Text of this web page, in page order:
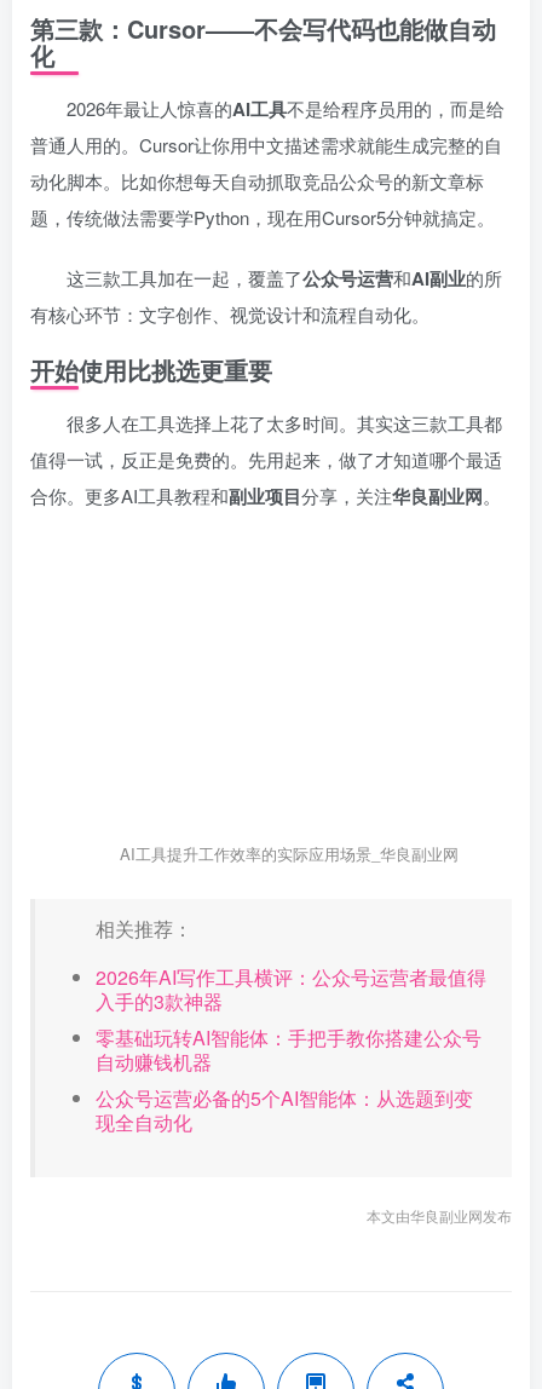
第三款：Cursor——不会写代码也能做自动
化
2026年最让人惊喜的AI工具不是给程序员用的，而是给
普通人用的。Cursor让你用中文描述需求就能生成完整的自
动化脚本。比如你想每天自动抓取竞品公众号的新文章标
题，传统做法需要学Python，现在用Cursor5分钟就搞定。
这三款工具加在一起，覆盖了公众号运营和AI副业的所
有核心环节：文字创作、视觉设计和流程自动化。
开始使用比挑选更重要
很多人在工具选择上花了太多时间。其实这三款工具都
值得一试，反正是免费的。先用起来，做了才知道哪个最适
合你。更多AI工具教程和副业项目分享，关注华良副业网。
AI工具提升工作效率的实际应用场景_华良副业网
相关推荐：
2026年AI写作工具横评：公众号运营者最值得
入手的3款神器
零基础玩转AI智能体：手把手教你搭建公众号
自动赚钱机器
公众号运营必备的5个AI智能体：从选题到变
现全自动化
本文由华良副业网发布